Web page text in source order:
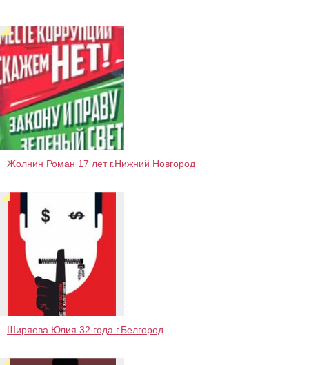
Жолнин Роман 17 лет г.Нижний Новгород
Ширяева Юлия 32 года г.Белгород